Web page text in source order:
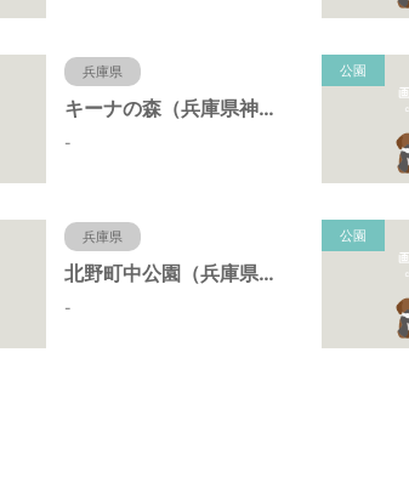
兵庫県
キーナの森（兵庫県神戸市）
-
公園
兵庫県
北野町中公園（兵庫県神戸市）
-
公園